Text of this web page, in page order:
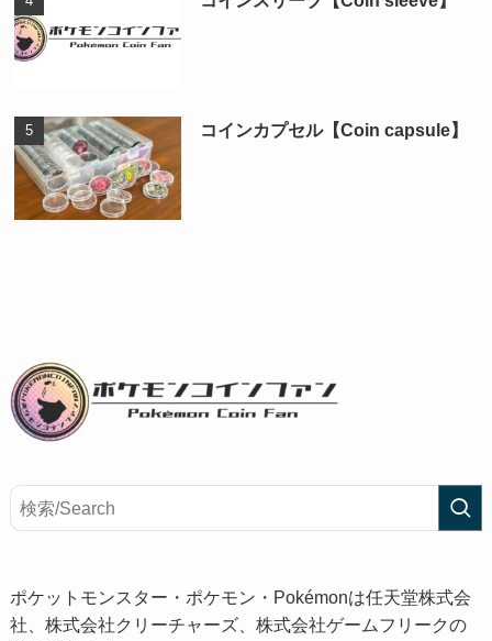
コインカプセル【Coin capsule】
ポケットモンスター・ポケモン・Pokémonは任天堂株式会
社、株式会社クリーチャーズ、株式会社ゲームフリークの